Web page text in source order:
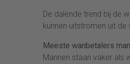
De dalende trend bij de
kunnen uitstromen uit
Meeste wanbetalers
Mannen staan vaker als